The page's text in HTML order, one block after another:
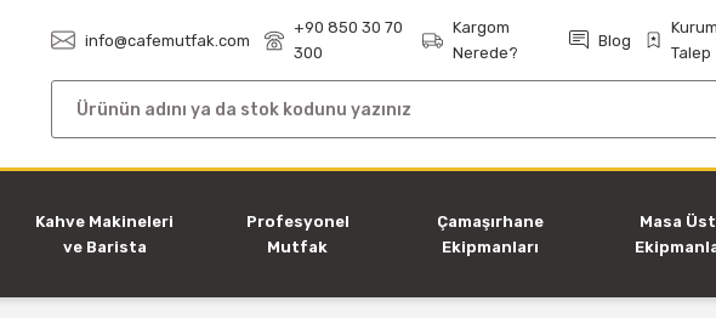
info@cafemutfak.com
+90 850 30 70
300
Kargom
Nerede?
Blog
Talep
Kahve Makineleri
ve Barista
Profesyonel
Mutfak
Çamaşırhane
Ekipmanları
Masa